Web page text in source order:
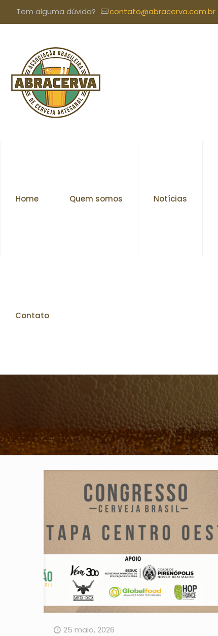
Tem alguma dúvida? contato@abracerva.com.br
Home Quem somos Notícias
Contato
25 maio, 2026